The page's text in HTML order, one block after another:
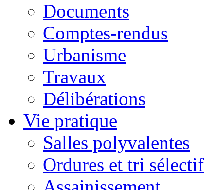
Documents
Comptes-rendus
Urbanisme
Travaux
Délibérations
Vie pratique
Salles polyvalentes
Ordures et tri sélectif